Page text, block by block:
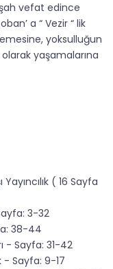
vefat edince
a “ Vezir “ lik
yoksulluğun
yaşamalarına
Yayıncılık ( 16 Sayfa
3-32
38-44
- Sayfa: 31-42
- Sayfa: 9-17